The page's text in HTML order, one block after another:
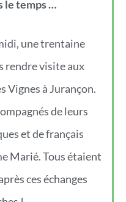
le temps …
une trentaine
rendre visite aux
Vignes à Jurançon.
de leurs
et de français
Marié. Tous étaient
ces échanges